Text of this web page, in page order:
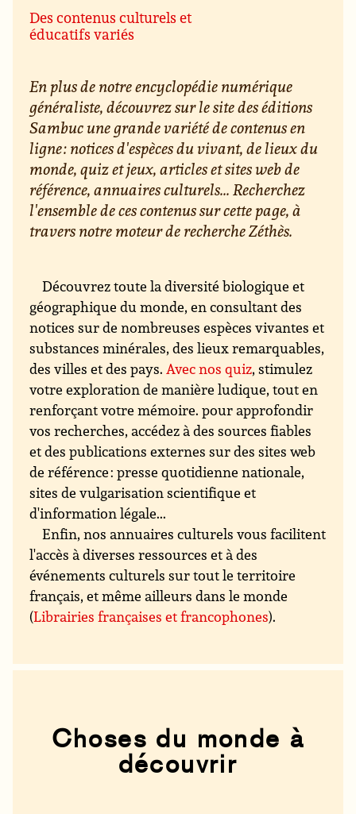
Des contenus culturels et
éducatifs variés
En plus de notre encyclopédie numérique
généraliste, découvrez sur le site des éditions
Sambuc une grande variété de contenus en
ligne : notices d'espèces du vivant, de lieux du
monde, quiz et jeux, articles et sites web de
référence, annuaires culturels... Recherchez
l'ensemble de ces contenus sur cette page, à
travers notre moteur de recherche Zéthès.
Découvrez toute la diversité biologique et
géographique du monde, en consultant des
notices sur de nombreuses espèces vivantes et
substances minérales, des lieux remarquables,
des villes et des pays.Avec nos quiz, stimulez
votre exploration de manière ludique, tout en
renforçant votre mémoire. pour approfondir
vos recherches, accédez à des sources fiables
et des publications externes sur des sites web
de référence : presse quotidienne nationale,
sites de vulgarisation scientifique et
d'information légale...
Enfin, nos annuaires culturels vous facilitent
l'accès à diverses ressources et à des
événements culturels sur tout le territoire
français, et même ailleurs dans le monde
(Librairies françaises et francophones).
Choses du monde à
découvrir